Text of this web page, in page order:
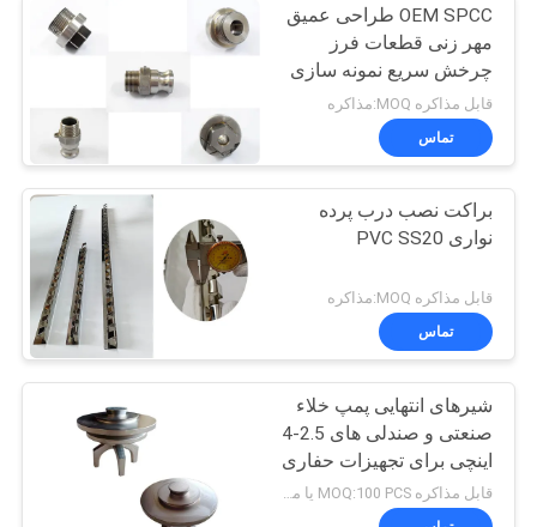
OEM SPCC طراحی عمیق
مهر زنی قطعات فرز
چرخش سریع نمونه سازی
اولیه
قابل مذاکره MOQ:مذاکره
تماس
براکت نصب درب پرده
نواری PVC SS20
قابل مذاکره MOQ:مذاکره
تماس
شیرهای انتهایی پمپ خلاء
صنعتی و صندلی های 2.5-4
اینچی برای تجهیزات حفاری
قابل مذاکره MOQ:100 PCS یا مذاکره، ما می توانیم نمونه را برای شما ارائه دهیم